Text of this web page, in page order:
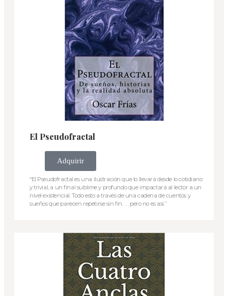
El Pseudofractal
Adquirir
“El Pseudofractal es una ilustración que lo llevará desde lo cotidiano
y trivial, a un final sublime y profundo que impactará al lector a un
nivel existencial. Todo esto a través de una cadena de cuentos y
sueños que parecen repetirse sin fin . . . pero no es así.”